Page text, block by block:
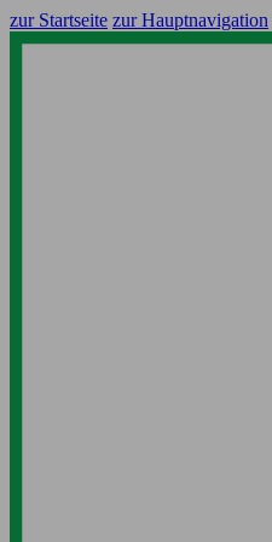
zur Startseite zur Hauptnavigation